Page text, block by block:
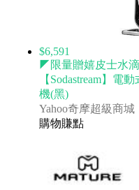
$6,591
◤限量贈嬉皮士水
【Sodastream】電
機(黑)
Yahoo奇摩超級商城
購物賺點